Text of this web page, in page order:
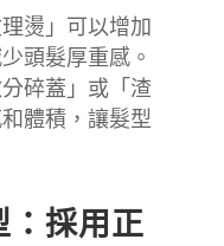
燙」可以增加
頭髮厚重感。
碎蓋」或「渣
體積，讓髮型
：採用正